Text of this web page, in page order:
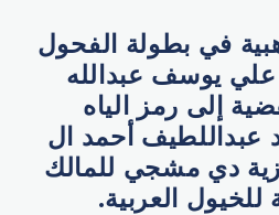
في بطولة الفحول
يوسف عبدالله
إلى رمز الياه
عبداللطيف أحمد ال
دي مشجي للمالك
العربية.